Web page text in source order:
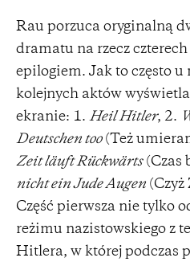
Rau porzuca oryginalną
dramatu na rzecz
epilogiem. Jak to często u
kolejnych aktów
ekranie: 1. Heil Hitler, 2.
Deutschen too(Też
Zeit läuft Rückwärts(Czas
nicht ein Jude Augen (Czyż
Część pierwsza nie tylko
reżimu nazistowskiego z
Hitlera, w której podczas